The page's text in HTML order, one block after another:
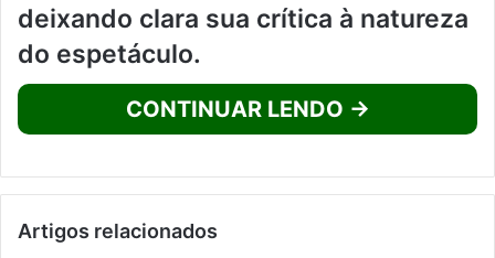
deixando clara sua crítica à natureza
do espetáculo.
CONTINUAR LENDO →
Artigos relacionados